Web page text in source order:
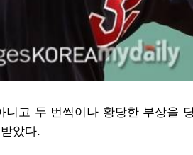
고 두 번씩이나 황당한 부상을
았다.